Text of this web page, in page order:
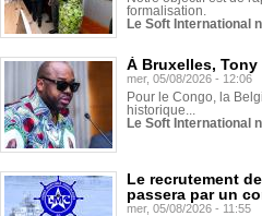
formalisation.
Le Soft International
À Bruxelles,
mer, 05/08/2026 - 12:06
Pour le Congo, la
historique...
Le Soft International
Le recrutement
passera par un
mer, 05/08/2026 - 11:55